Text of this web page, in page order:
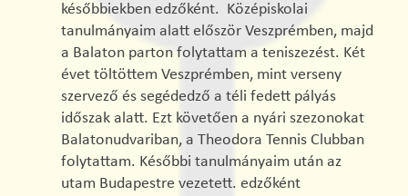
későbbiekben edzőként. Középiskolai
tanulmányaim alatt először Veszprémben, majd
a Balaton parton folytattam a teniszezést. Két
évet töltöttem Veszprémben, mint verseny
szervező és segédedző a téli fedett pályás
időszak alatt. Ezt követően a nyári szezonokat
Balatonudvariban, a Theodora Tennis Clubban
folytattam. Későbbi tanulmányaim után az
utam Budapestre vezetett. edzőként